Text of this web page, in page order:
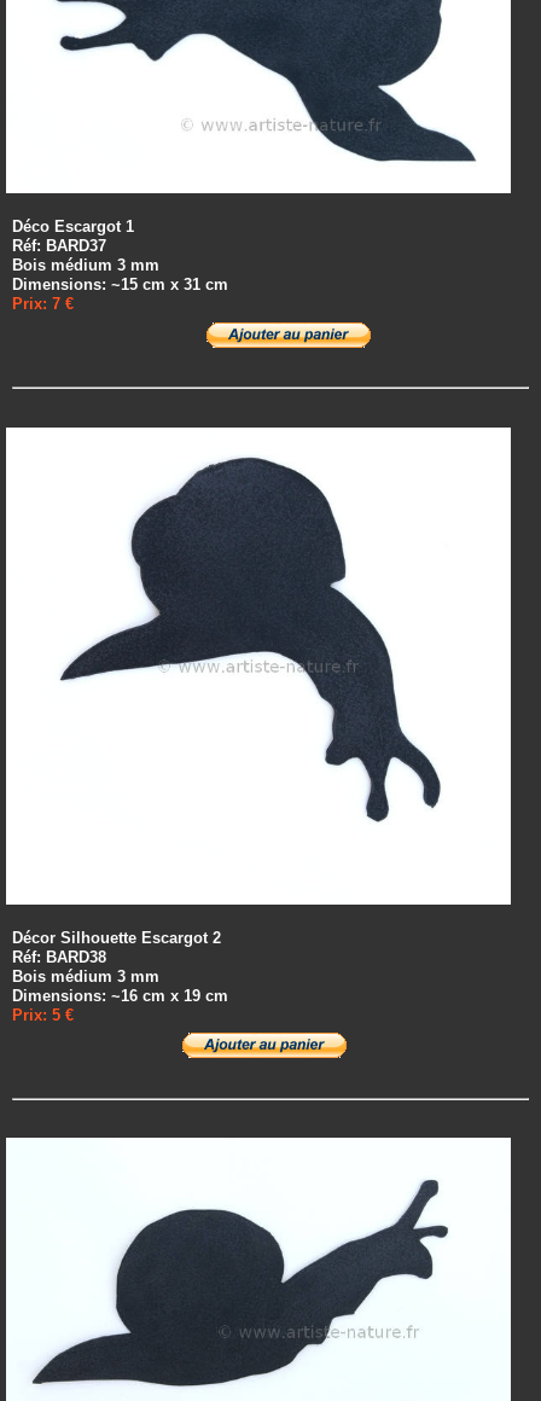
Déco Escargot 1
Réf: BARD37
Bois médium 3 mm
Dimensions: ~15 cm x 31 cm
Prix: 7 €
Décor Silhouette Escargot 2
Réf: BARD38
Bois médium 3 mm
Dimensions: ~16 cm x 19 cm
Prix: 5 €